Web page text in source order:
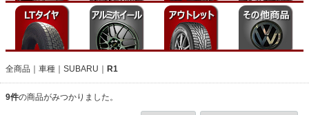
全商品 車種 SUBARU R1
9件の商品がみつかりました。